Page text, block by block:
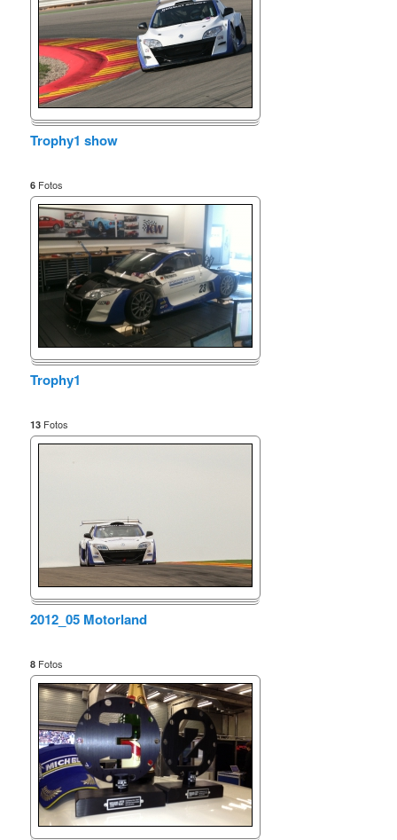
Trophy1 show
6 Fotos
Trophy1
13 Fotos
2012_05 Motorland
8 Fotos